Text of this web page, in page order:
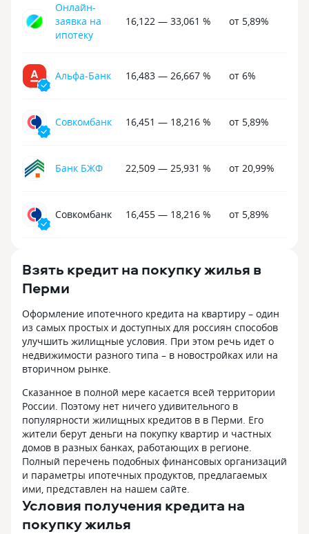
посторонних
подтвердило
навязывают
схемами
льгот. Лучше
Онлайн-
заявка на
ипотеку
16,122 — 33,061 % от 5,89%
Альфа-Банк 16,483 — 26,667 % от 6%
Совкомбанк 16,451 — 18,216 % от 5,89%
Банк БЖФ 22,509 — 25,931 % от 20,99%
Совкомбанк 16,455 — 18,216 % от 5,89%
Взять кредит на покупку жилья в
Перми
Оформление ипотечного кредита на квартиру – один
из самых простых и доступных для россиян способов
улучшить жилищные условия. При этом речь идет о
недвижимости разного типа – в новостройках или на
вторичном рынке.
Сказанное в полной мере касается всей территории
России. Поэтому нет ничего удивительного в
популярности жилищных кредитов в в Перми. Его
жители берут деньги на покупку квартир и частных
домов в разных банках, работающих в регионе.
Полный перечень подобных финансовых организаций
и параметры ипотечных продуктов, предлагаемых
ими, представлен на нашем сайте.
Условия получения кредита на
покупку жилья